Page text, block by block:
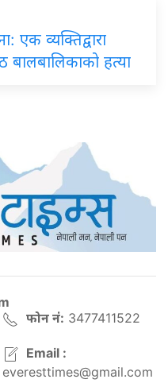
एक व्यक्तिद्वारा
हत्या
फोन नं: 3477411522
Email :
everesttimes@gmail.com